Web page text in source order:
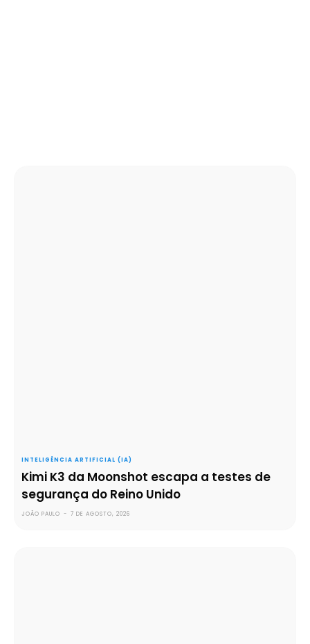
INTELIGÊNCIA ARTIFICIAL (IA)
Kimi K3 da Moonshot escapa a testes de
segurança do Reino Unido
JOÃO PAULO - 7 DE AGOSTO, 2026